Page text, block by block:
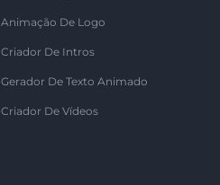
Animação De Logo
Criador De Intros
Gerador De Texto Animado
Criador De Vídeos